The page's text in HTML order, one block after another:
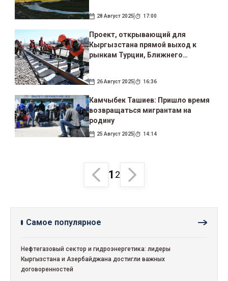
28 Август 2025 17:00
Проект, открывающий для
Кыргызстана прямой выход к
рынкам Турции, Ближнего
26 Август 2025 16:36
Камчыбек Ташиев: Пришло время
возвращаться мигрантам на
родину
25 Август 2025 14:14
1 2
Самое популярное
Нефтегазовый сектор и гидроэнергетика: лидеры
Кыргызстана и Азербайджана достигли важных
договоренностей